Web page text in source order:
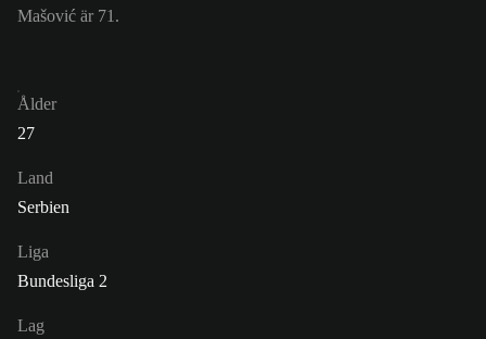
Mašović är 71.
Ålder
27
Land
Serbien
Liga
Bundesliga 2
Lag